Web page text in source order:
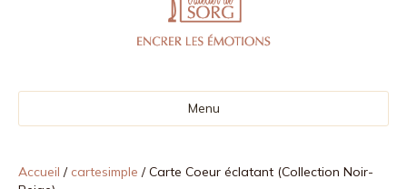
o
o
t
b
e
t
g
r
Menu
Accueil / cartesimple / Carte Coeur éclatant (Collection Noir-